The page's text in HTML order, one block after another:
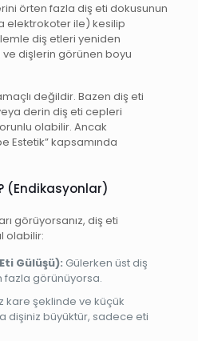
örten fazla diş eti dokusunun
elektrokoter ile) kesilip
diş etleri yeniden
dişlerin görünen boyu
değildir. Bazen diş eti
derin diş eti cepleri
olabilir. Ancak
Estetik” kapsamında
(Endikasyonlar)
görüyorsanız, diş eti
olabilir:
Gülüşü): Gülerken üst diş
fazla görünüyorsa.
kare şeklinde ve küçük
dişiniz büyüktür, sadece eti